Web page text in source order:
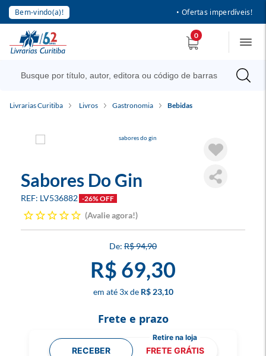
Bem-vindo(a)! • Ofertas imperdíveis!
0
Livrarias Curitiba Livros Gastronomia Bebidas
Sabores Do Gin
LV536882 -26% OFF
Avalie agora!
R$ 94,90
R$ 69,30
3x R$ 23,10
Frete e prazo
RECEBER FRETE GRÁTIS